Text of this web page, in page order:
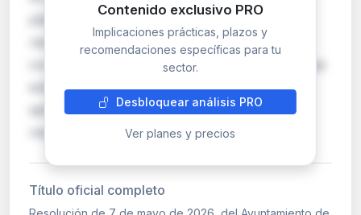
plazas de empleo público municipal. Esta
resolución activa el proceso selectivo
correspondiente, con las bases reguladoras que
establecen requisitos, pruebas y baremos
aplicables. Los candidatos deben cumplir los
requisitos de ti…
Contenido exclusivo PRO
Implicaciones prácticas, plazos y
recomendaciones específicas para tu
sector.
Desbloquear análisis PRO
Ver planes y precios
Título oficial completo